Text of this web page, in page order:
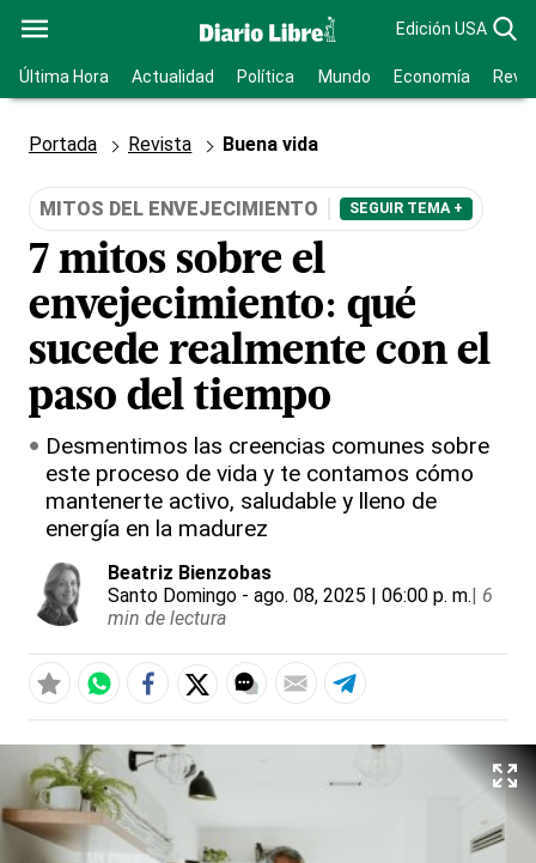
Edición USA
Última Hora Actualidad Política Mundo Economía
Portada Revista Buena vida
MITOS DEL ENVEJECIMIENTO SEGUIR TEMA +
7 mitos sobre el
envejecimiento: qué
sucede realmente con el
paso del tiempo
Desmentimos las creencias comunes sobre
este proceso de vida y te contamos cómo
mantenerte activo, saludable y lleno de
energía en la madurez
Beatriz Bienzobas
Santo Domingo - ago. 08, 2025 | 06:00 p. m.| 6
min de lectura